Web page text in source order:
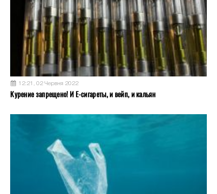
12:21, 02 Червня 2022
Курение запрещено! И Е-сигареты, и вейп, и кальян